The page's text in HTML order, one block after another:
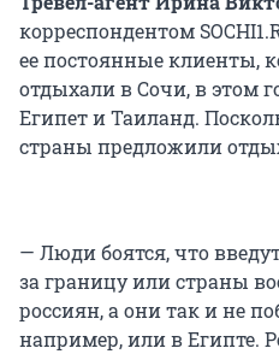
корреспондентом
ее постоянные клиенты,
отдыхали в Сочи, в этом
Египет и Таиланд.
страны предложили
— Люди боятся, что
за границу или страны
россиян, а они так и не
например, или в Египте.